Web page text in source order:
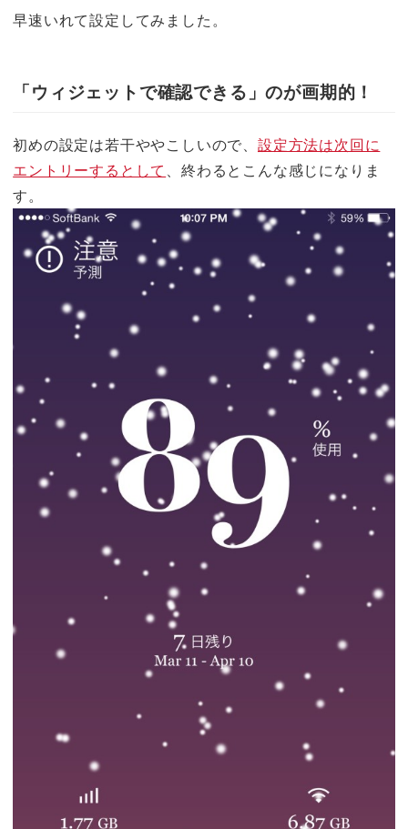
早速いれて設定してみました。
「ウィジェットで確認できる」のが画期的！
初めの設定は若干ややこしいので、 設定方法は次回に
エントリーするとして 、終わるとこんな感じになりま
す。